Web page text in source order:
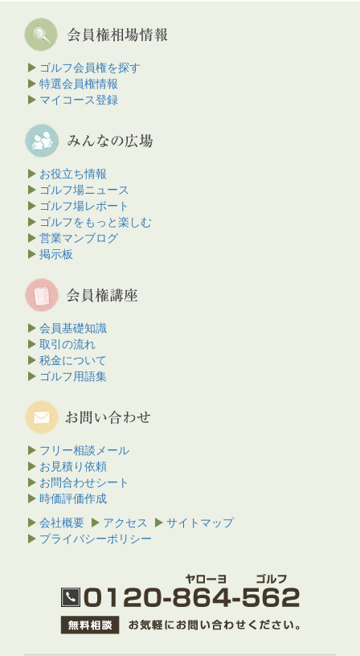
ゴルフ会員権を探す
特選会員権情報
マイコース登録
お役立ち情報
ゴルフ場ニュース
ゴルフ場レポート
ゴルフをもっと楽しむ
営業マンブログ
掲示板
会員基礎知識
取引の流れ
税金について
ゴルフ用語集
フリー相談メール
お見積り依頼
お問合わせシート
時価評価作成
会社概要
アクセス
サイトマップ
プライバシーポリシー